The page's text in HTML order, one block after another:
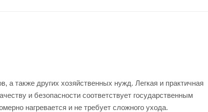
а также других хозяйственных нужд. Легкая и практичная
и безопасности соответствует государственным
нагревается и не требует сложного ухода.